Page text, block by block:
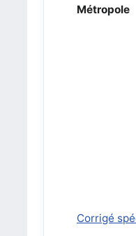
Métropole
Corrigé